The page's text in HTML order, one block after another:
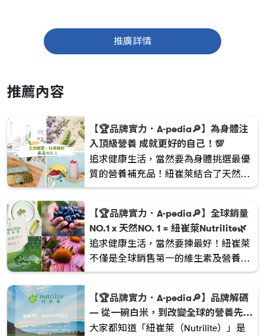
推廣詳情
推薦內容
【🏆品牌實力．A-pedia🔎】為身體注
入頂級營養 成就更好的自己！💯
追求健康生活，當然要為身體挑選最優
質的營養補充品！紐崔萊結合了天然精
華與科學精粹，用心打造一系列優質產
【🏆品牌實力．A-pedia🔎】全球銷量
NO.1 x 天然NO. 1 = 紐崔萊Nutrilite🌿
追求健康生活，當然要揀最好！紐崔萊
不僅是全球銷售第一的維生素及營養補
充品品牌，更在營養領域深耕超過90
【🏆品牌實力．A-pedia🔎】品牌解碼
— 從一碗白米，到改變全球的營養先驅
🌾✨
大家都知道「紐崔萊（Nutrilite）」是